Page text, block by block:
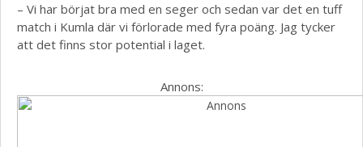
– Vi har börjat bra med en seger och sedan var det en tuff
match i Kumla där vi förlorade med fyra poäng. Jag tycker
att det finns stor potential i laget.
Annons: